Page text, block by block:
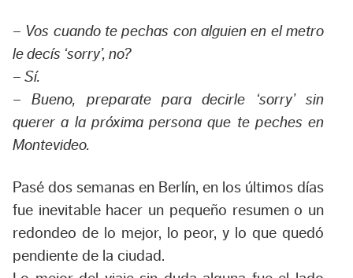
– Vos cuando te pechas con alguien en el metro
le decís ‘sorry’, no?
– Sí.
– Bueno, preparate para decirle ‘sorry’ sin
querer a la próxima persona que te peches en
Montevideo.
Pasé dos semanas en Berlín, en los últimos días
fue inevitable hacer un pequeño resumen o un
redondeo de lo mejor, lo peor, y lo que quedó
pendiente de la ciudad.